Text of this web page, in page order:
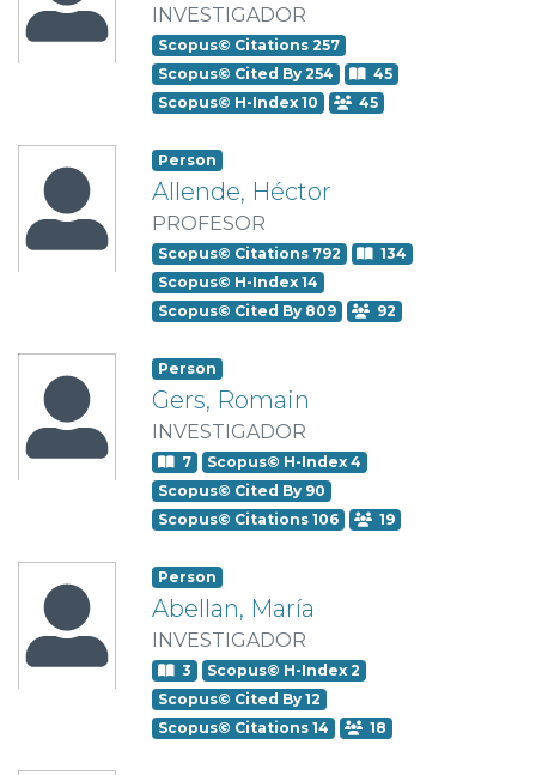
INVESTIGADOR
Scopus© Citations 257
Scopus© Cited By 254
45
Scopus© H-Index 10
45
Person
Allende, Héctor
PROFESOR
Scopus© Citations 792
134
Scopus© H-Index 14
Scopus© Cited By 809
92
Person
Gers, Romain
INVESTIGADOR
7
Scopus© H-Index 4
Scopus© Cited By 90
Scopus© Citations 106
19
Person
Abellan, María
INVESTIGADOR
3
Scopus© H-Index 2
Scopus© Cited By 12
Scopus© Citations 14
18